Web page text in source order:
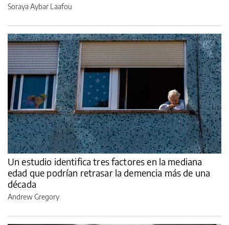
Soraya Aybar Laafou
Un estudio identifica tres factores en la mediana
edad que podrían retrasar la demencia más de una
década
Andrew Gregory